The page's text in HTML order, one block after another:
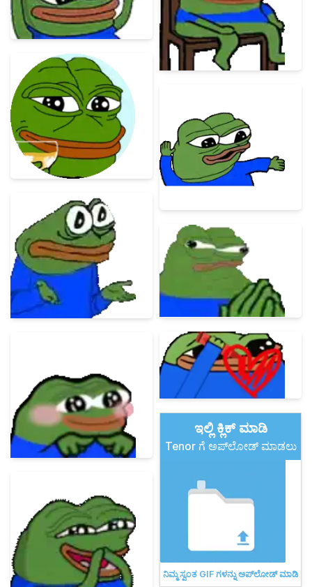
ಇಲ್ಲಿ ಕ್ಲಿಕ್ ಮಾಡಿ
Tenor ಗೆ ಅಪ್‌ಲೋಡ್ ಮಾಡಲು
ನಿಮ್ಮ ಸ್ವಂತ GIF ಗಳನ್ನು ಅಪ್‌ಲೋಡ್ ಮಾಡಿ